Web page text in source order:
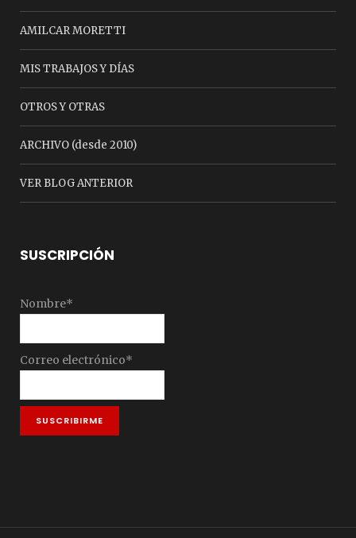
AMILCAR MORETTI
MIS TRABAJOS Y DÍAS
OTROS Y OTRAS
ARCHIVO (desde 2010)
VER BLOG ANTERIOR
SUSCRIPCIÓN
Nombre*
Correo electrónico*